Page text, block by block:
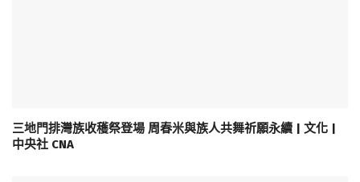
三地門排灣族收穫祭登場 周春米與族人共舞祈願永續 | 文化 |
中央社 CNA